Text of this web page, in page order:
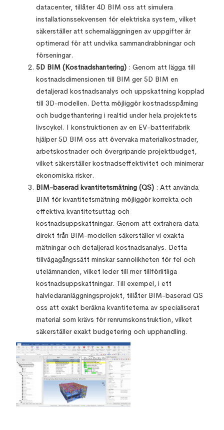
datacenter, tillåter 4D BIM oss att simulera
installationssekvensen för elektriska system, vilket
säkerställer att schemaläggningen av uppgifter är
optimerad för att undvika sammandrabbningar och
förseningar.
5D BIM (Kostnadshantering) : Genom att lägga till
kostnadsdimensionen till BIM ger 5D BIM en
detaljerad kostnadsanalys och uppskattning kopplad
till 3D-modellen. Detta möjliggör kostnadsspårning
och budgethantering i realtid under hela projektets
livscykel. I konstruktionen av en EV-batterifabrik
hjälper 5D BIM oss att övervaka materialkostnader,
arbetskostnader och övergripande projektbudget,
vilket säkerställer kostnadseffektivitet och minimerar
ekonomiska risker.
BIM-baserad kvantitetsmätning (QS) : Att använda
BIM för kvantitetsmätning möjliggör korrekta och
effektiva kvantitetsuttag och
kostnadsuppskattningar. Genom att extrahera data
direkt från BIM-modellen säkerställer vi exakta
mätningar och detaljerad kostnadsanalys. Detta
tillvägagångssätt minskar sannolikheten för fel och
utelämnanden, vilket leder till mer tillförlitliga
kostnadsuppskattningar. Till exempel, i ett
halvledaranläggningsprojekt, tillåter BIM-baserad QS
oss att exakt beräkna kvantiteterna av specialiserat
material som krävs för renrumskonstruktion, vilket
säkerställer exakt budgetering och upphandling.